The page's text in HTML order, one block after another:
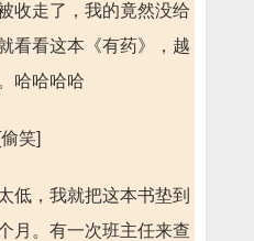
收走了，我的竟然没给
看看这本《有药》，越
哈哈哈哈
笑]
低，我就把这本书垫到
月。有一次班主任来查